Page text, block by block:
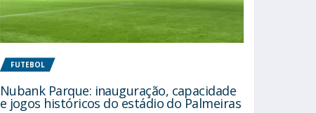
FUTEBOL
Nubank Parque: inauguração, capacidade
e jogos históricos do estádio do Palmeiras